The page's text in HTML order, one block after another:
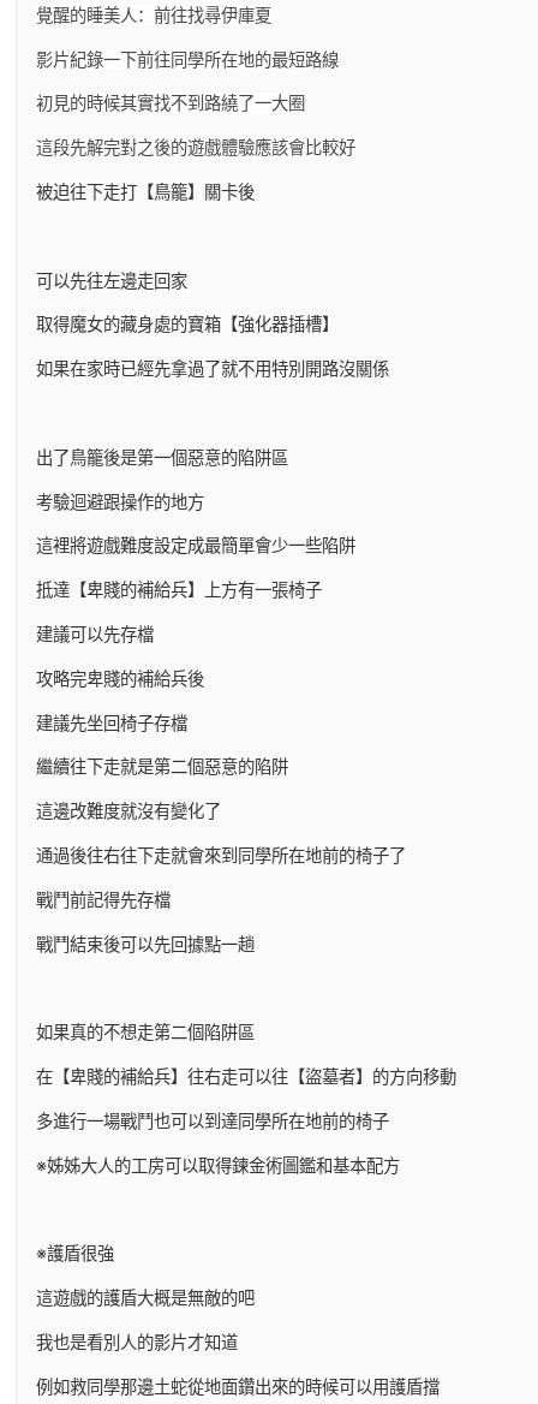
覺醒的睡美人：前往找尋伊庫夏
影片紀錄一下前往同學所在地的最短路線
初見的時候其實找不到路繞了一大圈
這段先解完對之後的遊戲體驗應該會比較好
被迫往下走打【鳥籠】關卡後
可以先往左邊走回家
取得魔女的藏身處的寶箱【強化器插槽】
如果在家時已經先拿過了就不用特別開路沒關係
出了鳥籠後是第一個惡意的陷阱區
考驗迴避跟操作的地方
這裡將遊戲難度設定成最簡單會少一些陷阱
抵達【卑賤的補給兵】上方有一張椅子
建議可以先存檔
攻略完卑賤的補給兵後
建議先坐回椅子存檔
繼續往下走就是第二個惡意的陷阱
這邊改難度就沒有變化了
通過後往右往下走就會來到同學所在地前的椅子了
戰鬥前記得先存檔
戰鬥結束後可以先回據點一趟
如果真的不想走第二個陷阱區
在【卑賤的補給兵】往右走可以往【盜墓者】的方向移動
多進行一場戰鬥也可以到達同學所在地前的椅子
※姊姊大人的工房可以取得鍊金術圖鑑和基本配方
※護盾很強
這遊戲的護盾大概是無敵的吧
我也是看別人的影片才知道
例如救同學那邊土蛇從地面鑽出來的時候可以用護盾擋